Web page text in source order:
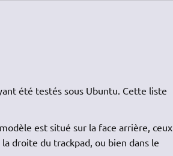
été testés sous Ubuntu. Cette liste
est situé sur la face arrière, ceux
droite du trackpad, ou bien dans le